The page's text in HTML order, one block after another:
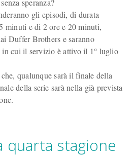
speranza?
gli episodi, di durata
minuti e di 2 ore e 20 minuti,
Duffer Brothers e saranno
cui il servizio è attivo il 1° luglio
qualunque sarà il finale della
della serie sarà nella già prevista
quarta stagione